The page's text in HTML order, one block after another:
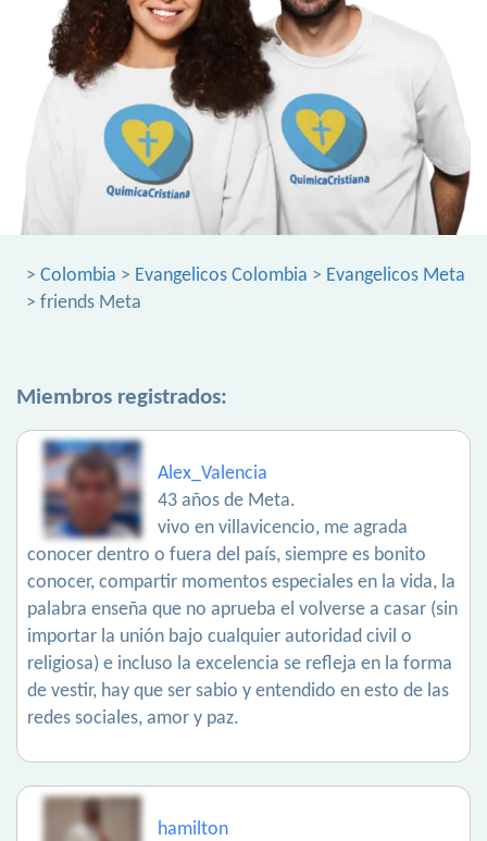
> Colombia > Evangelicos Colombia > Evangelicos Meta
> friends Meta
Miembros registrados:
Alex_Valencia
43 años de Meta.
vivo en villavicencio, me agrada
conocer dentro o fuera del país, siempre es bonito
conocer, compartir momentos especiales en la vida, la
palabra enseña que no aprueba el volverse a casar (sin
importar la unión bajo cualquier autoridad civil o
religiosa) e incluso la excelencia se refleja en la forma
de vestir, hay que ser sabio y entendido en esto de las
redes sociales, amor y paz.
hamilton